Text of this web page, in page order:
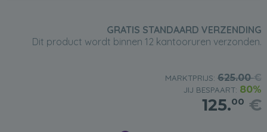
GRATIS STANDAARD VERZENDING
Dit product wordt binnen 12 kantooruren verzonden.
MARKTPRIJS: 625.00€
JIJ BESPAART: 80%
125.00 €